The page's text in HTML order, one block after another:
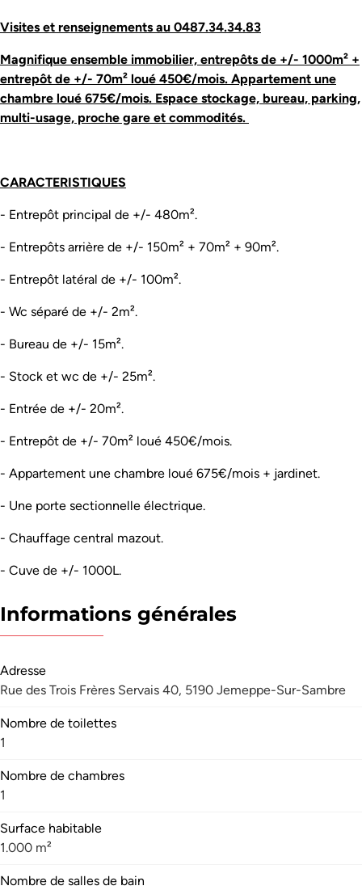
Visites et renseignements au 0487.34.34.83
Magnifique ensemble immobilier, entrepôts de +/- 1000m² +
entrepôt de +/- 70m² loué 450€/mois. Appartement une
chambre loué 675€/mois. Espace stockage, bureau, parking,
multi-usage, proche gare et commodités.
CARACTERISTIQUES
- Entrepôt principal de +/- 480m².
- Entrepôts arrière de +/- 150m² + 70m² + 90m².
- Entrepôt latéral de +/- 100m².
- Wc séparé de +/- 2m².
- Bureau de +/- 15m².
- Stock et wc de +/- 25m².
- Entrée de +/- 20m².
- Entrepôt de +/- 70m² loué 450€/mois.
- Appartement une chambre loué 675€/mois + jardinet.
- Une porte sectionnelle électrique.
- Chauffage central mazout.
- Cuve de +/- 1000L.
Informations générales
Adresse
Rue des Trois Frères Servais 40, 5190 Jemeppe-Sur-Sambre
Nombre de toilettes
1
Nombre de chambres
1
Surface habitable
1.000 m²
Nombre de salles de bain